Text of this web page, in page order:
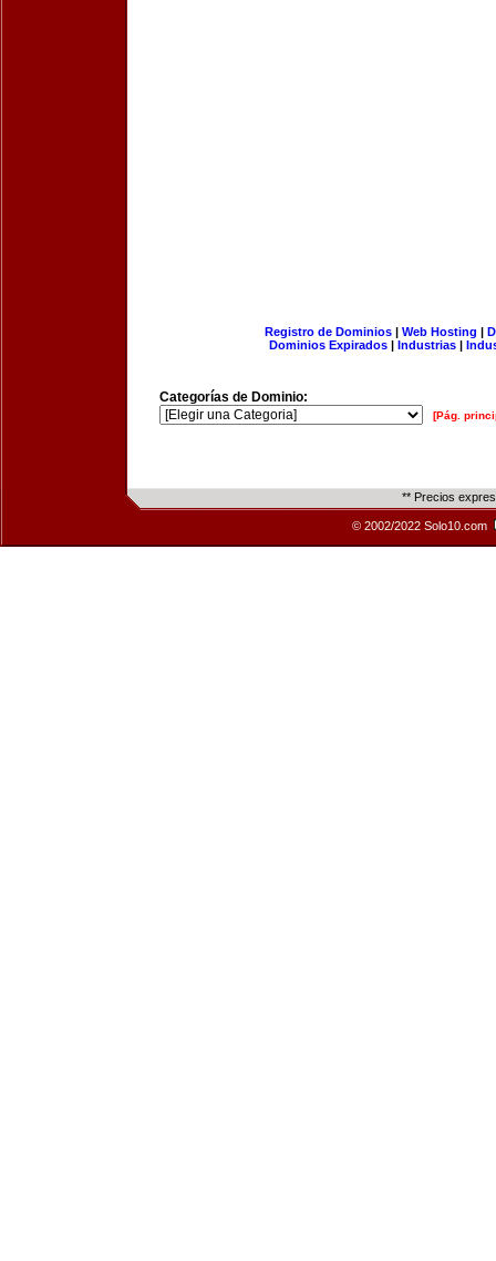
Registro de Dominios| Web Hosting |
Dominios Expirados | Industrias |
Categorías de Dominio:
[Pág.
** Precios
© 2002/2022 Solo10.com